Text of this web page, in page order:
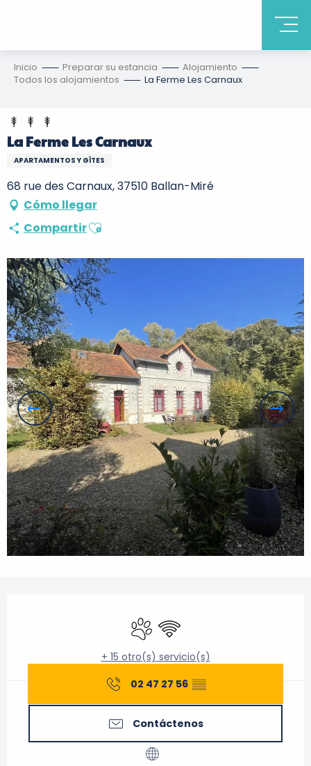
Inicio Preparar su estancia
Alojamiento
Todos los alojamientos
La Ferme Les Carnaux
La Ferme Les Carnaux
APARTAMENTOS Y GÎTES
68 rue des Carnaux, 37510 Ballan-Miré
Cómo llegar
CompartirAjouter aux favoris
Se aceptan animales
Wifi
+ 15 otro(s) servicio(s)
02 47 27 56 ▒▒
Contáctenos